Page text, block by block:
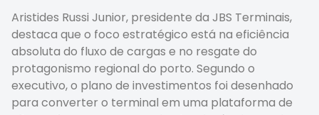
Aristides Russi Junior, presidente da JBS Terminais,
destaca que o foco estratégico está na eficiência
absoluta do fluxo de cargas e no resgate do
protagonismo regional do porto. Segundo o
executivo, o plano de investimentos foi desenhado
para converter o terminal em uma plataforma de